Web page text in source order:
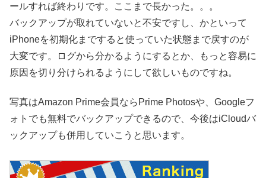
ールすれば終わりです。ここまで長かった。。。
バックアップが取れていないと不安ですし、かといって
iPhoneを初期化まですると使っていた状態まで戻すのが
大変です。ログから分かるようにするとか、もっと容易に
原因を切り分けられるようにして欲しいものですね。
写真はAmazon Prime会員ならPrime Photosや、Googleフ
ォトでも無料でバックアップできるので、今後はiCloudバ
ックアップも併用していこうと思います。